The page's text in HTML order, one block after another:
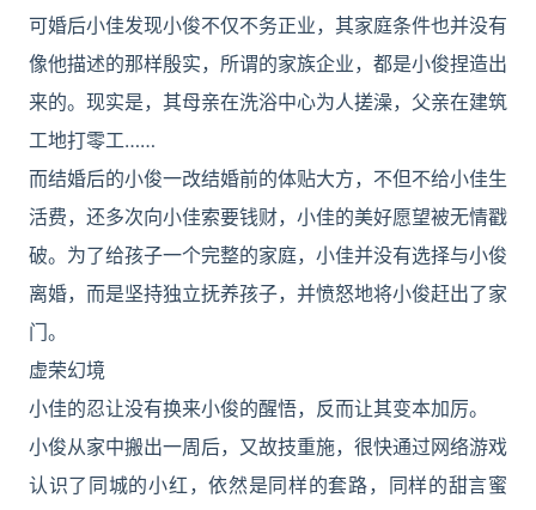
可婚后小佳发现小俊不仅不务正业，其家庭条件也并没有
像他描述的那样殷实，所谓的家族企业，都是小俊捏造出
来的。现实是，其母亲在洗浴中心为人搓澡，父亲在建筑
工地打零工……
而结婚后的小俊一改结婚前的体贴大方，不但不给小佳生
活费，还多次向小佳索要钱财，小佳的美好愿望被无情戳
破。为了给孩子一个完整的家庭，小佳并没有选择与小俊
离婚，而是坚持独立抚养孩子，并愤怒地将小俊赶出了家
门。
虚荣幻境
小佳的忍让没有换来小俊的醒悟，反而让其变本加厉。
小俊从家中搬出一周后，又故技重施，很快通过网络游戏
认识了同城的小红，依然是同样的套路，同样的甜言蜜